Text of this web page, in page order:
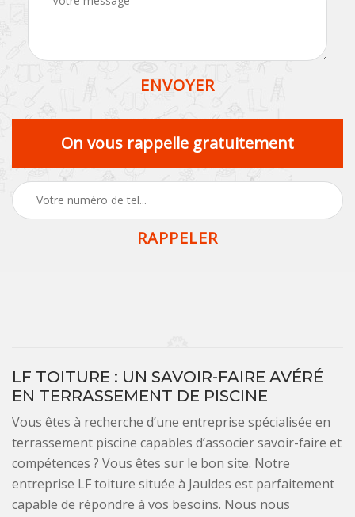
On vous rappelle gratuitement
LF TOITURE : UN SAVOIR-FAIRE AVÉRÉ
EN TERRASSEMENT DE PISCINE
Vous êtes à recherche d’une entreprise spécialisée en
terrassement piscine capables d’associer savoir-faire et
compétences ? Vous êtes sur le bon site. Notre
entreprise LF toiture située à Jauldes est parfaitement
capable de répondre à vos besoins. Nous nous